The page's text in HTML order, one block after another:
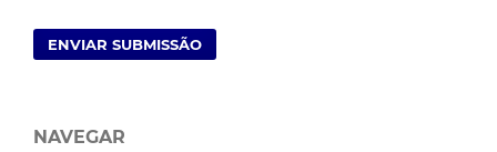
ENVIAR SUBMISSÃO
NAVEGAR